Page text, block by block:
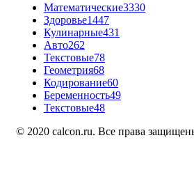
Математические3330
Здоровье1447
Кулинарные431
Авто262
Текстовые78
Геометрия68
Кодирование60
Беременность49
Текстовые48
© 2020 calcon.ru. Все права